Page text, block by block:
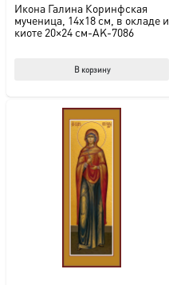
Икона Галина Коринфская
мученица, 14х18 см, в окладе и
киоте 20×24 см-AK-7086
В корзину